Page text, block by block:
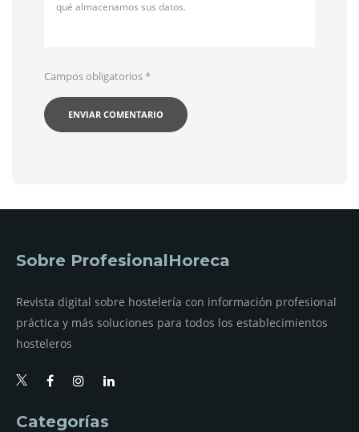
qué almacenamos sus datos.
Campos obligatorios*
Sobre ProfesionalHoreca
Revista digital sobre hostelería con información profesional
práctica y más soluciones para todos los establecimientos
hosteleros
Categorías